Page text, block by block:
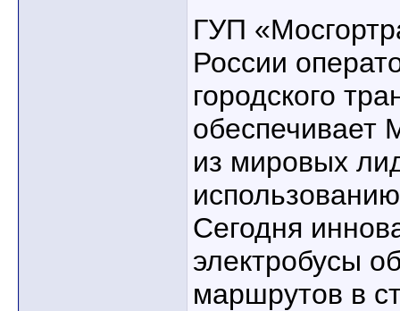
ГУП
России
городского
обеспечивает
из мировых
Сегодня
электробусы
маршрутов в